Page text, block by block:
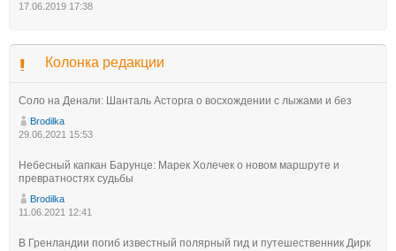
17.06.2019 17:38
Колонка редакции
Соло на Денали: Шанталь Асторга о восхождении с лыжами и без
Brodilka
29.06.2021 15:53
Небесный капкан Барунце: Марек Холечек о новом маршруте и
превратностях судьбы
Brodilka
11.06.2021 12:41
В Гренландии погиб известный полярный гид и путешественник Дирк